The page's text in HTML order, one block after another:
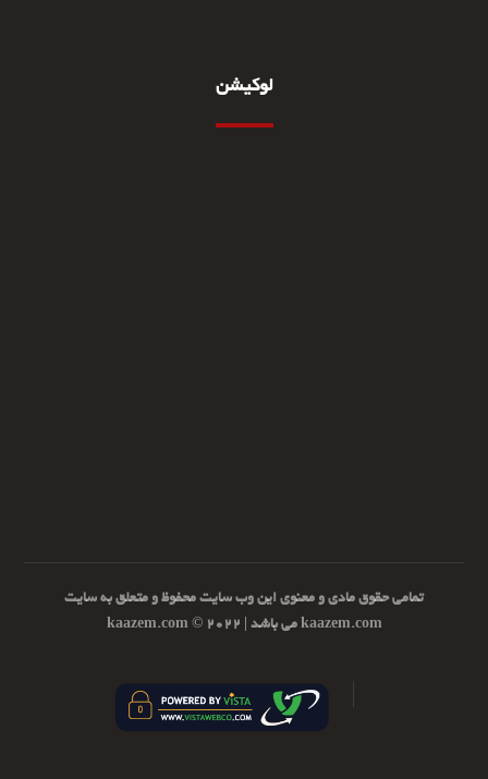
لوکیشن
تمامی حقوق مادی و معنوی این وب سایت محفوظ و متعلق به سایت
kaazem.com می باشد | ۲۰۲۲ © kaazem.com